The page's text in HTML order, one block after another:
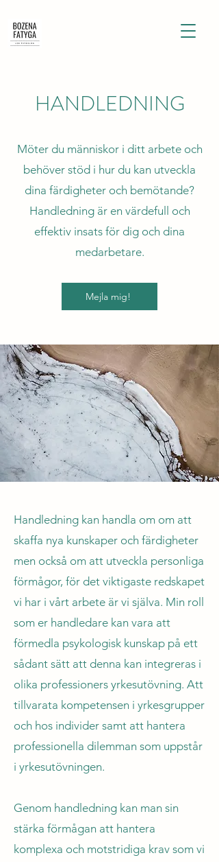
HANDLEDNING
Möter du människor i ditt arbete och
behöver stöd i hur du kan utveckla
dina färdigheter och bemötande?
Handledning är en värdefull och
effektiv insats för dig och dina
medarbetare.
Mejla mig!
Handledning kan handla om om att
skaffa nya kunskaper och färdigheter
men också om att utveckla personliga
förmågor, för det viktigaste redskapet
vi har i vårt arbete är vi själva. Min roll
som er handledare kan vara att
förmedla psykologisk kunskap på ett
sådant sätt att denna kan integreras i
olika professioners yrkesutövning. Att
tillvarata kompetensen i yrkesgrupper
och hos individer samt att hantera
professionella dilemman som uppstår
i yrkesutövningen.
Genom handledning kan man sin
stärka förmågan att hantera
komplexa och motstridiga krav som vi